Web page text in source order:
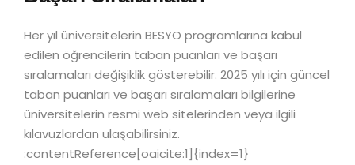
Her yıl üniversitelerin BESYO programlarına kabul
edilen öğrencilerin taban puanları ve başarı
sıralamaları değişiklik gösterebilir. 2025 yılı için güncel
taban puanları ve başarı sıralamaları bilgilerine
üniversitelerin resmi web sitelerinden veya ilgili
kılavuzlardan ulaşabilirsiniz.
:contentReference[oaicite:1]{index=1}